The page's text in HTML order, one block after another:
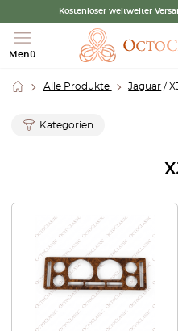
Kostenloser weltweiter
Menü
Alle Produkte Jaguar /
Kategorien